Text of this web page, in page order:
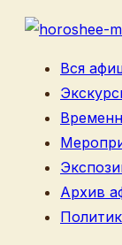
Вся
Архив